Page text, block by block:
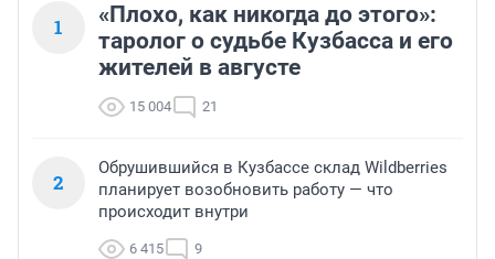
1
«Плохо, как никогда до этого»:
таролог о судьбе Кузбасса и его
жителей в августе
15 004 21
2
Обрушившийся в Кузбассе склад Wildberries
планирует возобновить работу — что
происходит внутри
6 415 9